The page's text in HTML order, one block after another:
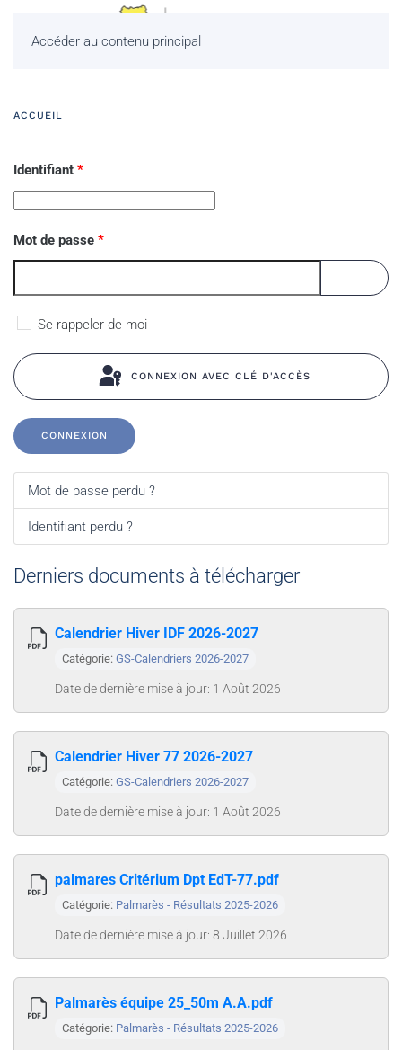
Accéder au contenu principal
ACCUEIL
Identifiant *
Mot de passe *
Se rappeler de moi
CONNEXION AVEC CLÉ D'ACCÈS
CONNEXION
Mot de passe perdu ?
Identifiant perdu ?
Derniers documents à télécharger
Calendrier Hiver IDF 2026-2027
Catégorie: GS-Calendriers 2026-2027
Date de dernière mise à jour: 1 Août 2026
Calendrier Hiver 77 2026-2027
Catégorie: GS-Calendriers 2026-2027
Date de dernière mise à jour: 1 Août 2026
palmares Critérium Dpt EdT-77.pdf
Catégorie: Palmarès - Résultats 2025-2026
Date de dernière mise à jour: 8 Juillet 2026
Palmarès équipe 25_50m A.A.pdf
Catégorie: Palmarès - Résultats 2025-2026